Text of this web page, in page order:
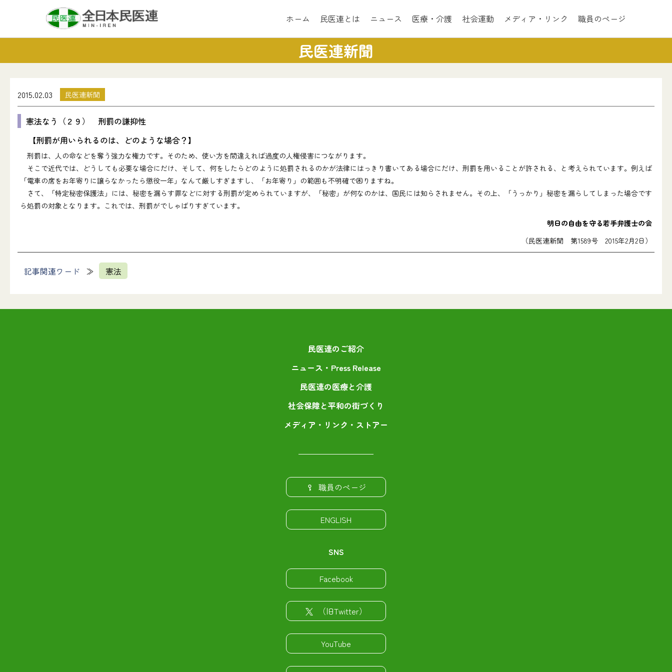
ホーム 民医連とは ニュース 医療・介護 社会運動 メディア・リンク 職員のページ
民医連新聞
2015.02.03 民医連新聞
憲法なう（２９） 刑罰の謙抑性
【刑罰が用いられるのは、どのような場合？】
刑罰は、人の命などを奪う強力な権力です。そのため、使い方を間違えれば過度の人権侵害につながります。
そこで近代では、どうしても必要な場合にだけ、そして、何をしたらどのように処罰されるのかが法律にはっきり書いてある場合にだけ、刑罰を用いることが許される、と考えられています。例えば
「電車の席をお年寄りに譲らなかったら懲役一年」なんて厳しすぎますし、「お年寄り」の範囲も不明確で困りますね。
さて、「特定秘密保護法」には、秘密を漏らす罪などに対する刑罰が定められていますが、「秘密」が何なのかは、国民には知らされません。その上、「うっかり」秘密を漏らしてしまった場合です
ら処罰の対象となります。これでは、刑罰がでしゃばりすぎています。
明日の自由を守る若手弁護士の会
（民医連新聞 第1589号 2015年2月2日）
記事関連ワード 憲法
民医連のご紹介
ニュース・Press Release
民医連の医療と介護
社会保障と平和の街づくり
メディア・リンク・ストアー
職員のページ
ENGLISH
SNS
Facebook
（旧Twitter）
YouTube